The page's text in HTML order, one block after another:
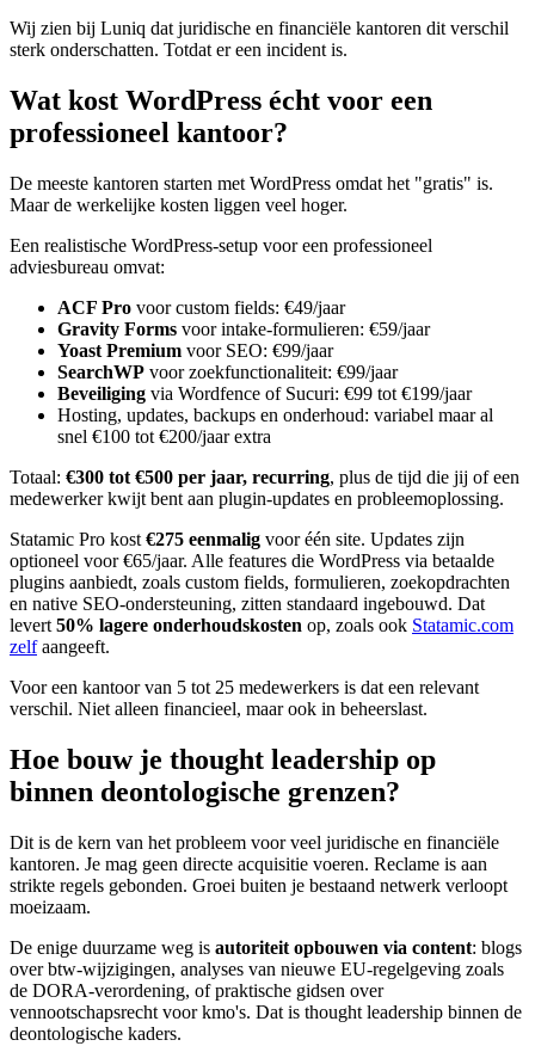
Wij zien bij Luniq dat juridische en financiële kantoren dit verschil
sterk onderschatten. Totdat er een incident is.
Wat kost WordPress écht voor een
professioneel kantoor?
De meeste kantoren starten met WordPress omdat het "gratis" is.
Maar de werkelijke kosten liggen veel hoger.
Een realistische WordPress-setup voor een professioneel
adviesbureau omvat:
ACF Pro voor custom fields: €49/jaar
Gravity Forms voor intake-formulieren: €59/jaar
Yoast Premium voor SEO: €99/jaar
SearchWP voor zoekfunctionaliteit: €99/jaar
Beveiliging via Wordfence of Sucuri: €99 tot €199/jaar
Hosting, updates, backups en onderhoud: variabel maar al
snel €100 tot €200/jaar extra
Totaal: €300 tot €500 per jaar, recurring, plus de tijd die jij of een
medewerker kwijt bent aan plugin-updates en probleemoplossing.
Statamic Pro kost €275 eenmalig voor één site. Updates zijn
optioneel voor €65/jaar. Alle features die WordPress via betaalde
plugins aanbiedt, zoals custom fields, formulieren, zoekopdrachten
en native SEO-ondersteuning, zitten standaard ingebouwd. Dat
levert 50% lagere onderhoudskosten op, zoals ook Statamic.com
zelfaangeeft.
Voor een kantoor van 5 tot 25 medewerkers is dat een relevant
verschil. Niet alleen financieel, maar ook in beheerslast.
Hoe bouw je thought leadership op
binnen deontologische grenzen?
Dit is de kern van het probleem voor veel juridische en financiële
kantoren. Je mag geen directe acquisitie voeren. Reclame is aan
strikte regels gebonden. Groei buiten je bestaand netwerk verloopt
moeizaam.
De enige duurzame weg is autoriteit opbouwen via content: blogs
over btw-wijzigingen, analyses van nieuwe EU-regelgeving zoals
de DORA-verordening, of praktische gidsen over
vennootschapsrecht voor kmo's. Dat is thought leadership binnen de
deontologische kaders.